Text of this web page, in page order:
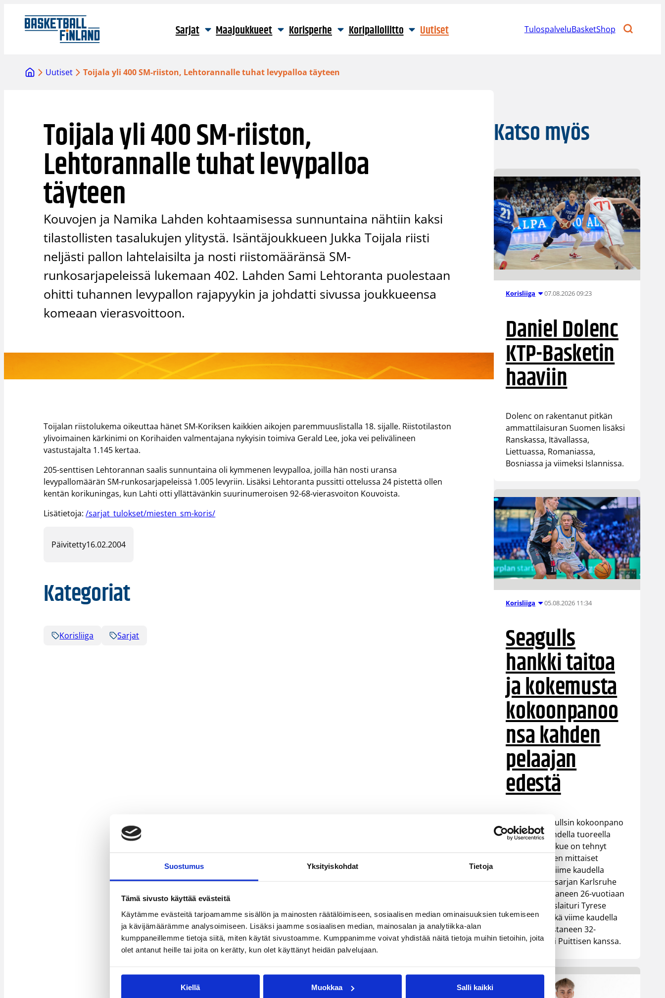
Suostumus Yksityiskohdat Tietoja
Tämä sivusto käyttää evästeitä
Käytämme evästeitä tarjoamamme sisällön ja mainosten räätälöimiseen, sosiaalisen median ominaisuuksien tukemiseen
ja kävijämäärämme analysoimiseen. Lisäksi jaamme sosiaalisen median, mainosalan ja analytiikka-alan
kumppaneillemme tietoja siitä, miten käytät sivustoamme. Kumppanimme voivat yhdistää näitä tietoja muihin tietoihin, joita
olet antanut heille tai joita on kerätty, kun olet käyttänyt heidän palvelujaan.
Kiellä Muokkaa Salli kaikki
sisältöön
Sarjat Maajoukkueet Korisperhe Koripalloliitto Uutiset TulospalveluBasketShop
Uutiset Toijala yli 400 SM-riiston, Lehtorannalle tuhat levypalloa täyteen
Toijala yli 400 SM-riiston,
Lehtorannalle tuhat levypalloa
täyteen
Kouvojen ja Namika Lahden kohtaamisessa sunnuntaina nähtiin kaksi
tilastollisten tasalukujen ylitystä. Isäntäjoukkueen Jukka Toijala riisti
neljästi pallon lahtelaisilta ja nosti riistomääränsä SM-
runkosarjapeleissä lukemaan 402. Lahden Sami Lehtoranta puolestaan
ohitti tuhannen levypallon rajapyykin ja johdatti sivussa joukkueensa
komeaan vierasvoittoon.
Toijalan riistolukema oikeuttaa hänet SM-Koriksen kaikkien aikojen paremmuuslistalla 18. sijalle. Riistotilaston
ylivoimainen kärkinimi on Korihaiden valmentajana nykyisin toimiva Gerald Lee, joka vei pelivälineen
vastustajalta 1.145 kertaa.
205-senttisen Lehtorannan saalis sunnuntaina oli kymmenen levypalloa, joilla hän nosti uransa
levypallomäärän SM-runkosarjapeleissä 1.005 levyriin. Lisäksi Lehtoranta pussitti ottelussa 24 pistettä ollen
kentän korikuningas, kun Lahti otti yllättävänkin suurinumeroisen 92-68-vierasvoiton Kouvoista.
Lisätietoja:/sarjat_tulokset/miesten_sm-koris/
Päivitetty16.02.2004
Kategoriat
Korisliiga Sarjat
Katso myös
Korisliiga 07.08.2026 09:23
Daniel Dolenc
KTP-Basketin
haaviin
Dolenc on rakentanut pitkän
ammattilaisuran Suomen lisäksi
Ranskassa, Itävallassa,
Liettuassa, Romaniassa,
Bosniassa ja viimeksi Islannissa.
Korisliiga 05.08.2026 11:34
Seagulls
hankki taitoa
ja kokemusta
kokoonpanoo
nsa kahden
pelaajan
edestä
Helsinki Seagullsin kokoonpano
vahvistuu kahdella tuoreella
kasvolla. Joukkue on tehnyt
tulevan kauden mittaiset
sopimukset viime kaudella
Saksan ProA-sarjan Karlsruhe
Lionsia edustaneen 26-vuotiaan
yhdysvaltalaislaituri Tyrese
Williamsin sekä viime kaudella
Kouvoja edustaneen 32-
vuotiaan Timi Puittisen kanssa.